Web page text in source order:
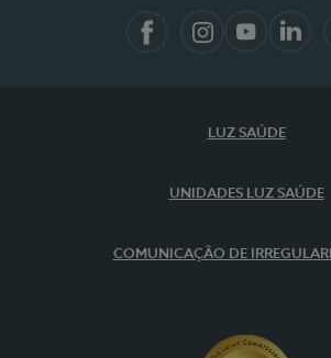
LUZ SAÚDE
UNIDADES LUZ SAÚDE
COMUNICAÇÃO DE